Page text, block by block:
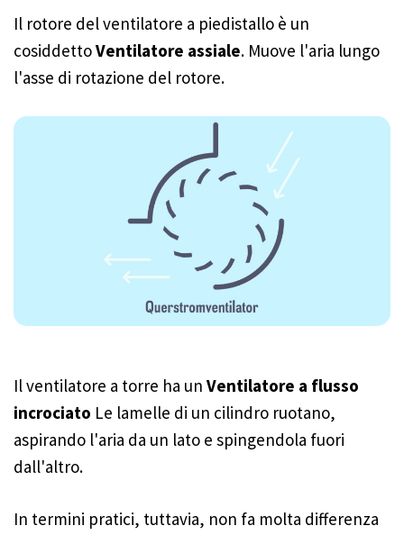
Il rotore del ventilatore a piedistallo è un
cosiddettoVentilatore assiale. Muove l'aria lungo
l'asse di rotazione del rotore.
Il ventilatore a torre ha un Ventilatore a flusso
incrociato Le lamelle di un cilindro ruotano,
aspirando l'aria da un lato e spingendola fuori
dall'altro.
In termini pratici, tuttavia, non fa molta differenza